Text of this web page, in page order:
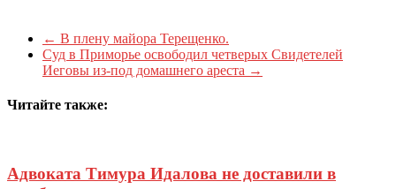
← В плену майора Терещенко.
Суд в Приморье освободил четверых Свидетелей
Иеговы из-под домашнего ареста →
Читайте также:
Адвоката Тимура Идалова не доставили в